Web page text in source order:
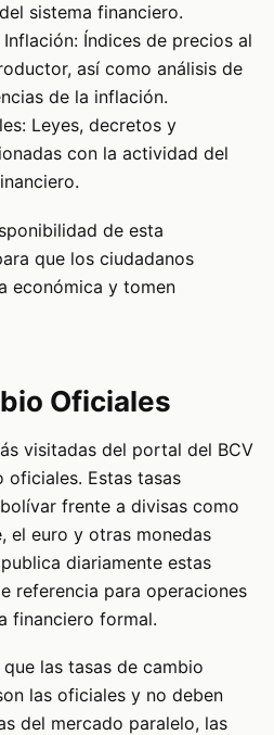
sistema financiero.
Índices de precios al
así como análisis de
de la inflación.
Leyes, decretos y
con la actividad del
de esta
que los ciudadanos
económica y tomen
Oficiales
visitadas del portal del BCV
oficiales. Estas tasas
frente a divisas como
el euro y otras monedas
diariamente estas
referencia para operaciones
financiero formal.
las tasas de cambio
las oficiales y no deben
del mercado paralelo, las